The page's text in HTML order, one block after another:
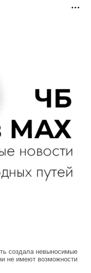
создала невыносимые
не имеют возможности